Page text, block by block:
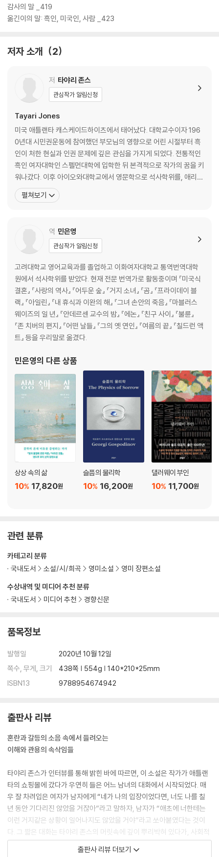
인 셀레스철, 그리고 후반부에는 두 사람의 친구이자 그들의 애정 관계에
새로운 당사자로 등장하는 안드레의 일인칭시점으로 번갈아가며 진행된
스럽고 극단적인 상황 속에서 분투한다. 그러나 갑작스럽게 찾아온 이러한
의 목소리는 진솔하면서도 사뭇 담담하다.
작가는 이 척박한 환경 속에서 젊은 부부의 사랑과 서로를 향한 마음이 어
떻게 변화하는지를 감정의 과잉이나 낭비 없이, 그러나 묵직한 공명을 일
뒤 셀레스철과 몇 년에 걸쳐 주고받는 60여 쪽 분량의 편지글은 이 소설의
백미라고 할 수 있다. 두 사람은 각자의 진심을 제대로 표현할 수 없어서,
때로는 진심을 숨겨야만 하기에 미묘한 단어와 행간 속을 맴돌며 술래잡기
하듯 서로의 마음을 탐색한다. 세필로 그린 듯 정교하게 표현된 인물들의
심리 덕분에, 독자는 말과 글을 통해 드러나는 것들뿐 아니라 침묵 속에 깃
든 뉘앙스와 분위기까지 고스란히 느낄 수 있다.
감사의 말 _419
옮긴이의 말: 흑인, 미국인, 사람 _423
저자 소개 2
저 타야리 존스
관심작가 알림신청
Tayari Jones
미국 애틀랜타 캐스케이드하이츠에서 태어났다. 대학교수이자 196
0년대 시민권운동에 참여했던 부모님의 영향으로 어린 시절부터 흑
인이 처한 현실과 인권 문제에 깊은 관심을 가지게 되었다. 전통적인
흑인 여자대학인 스펠먼대학에 입학한 뒤 본격적으로 작가의 꿈을 키
워나갔다. 이후 아이오와대학교에서 영문학으로 석사학위를, 애리조
나주립대학교에서 문예창작 석사학위를 받았다. 2002년 첫번째 장
편소설 『애틀랜타를 떠나며Leaving Atlanta』를 발표했다. 1979년
펼쳐보기
역 민은영
관심작가 알림신청
고려대학교 영어교육과를 졸업하고 이화여자대학교 통역번역대학
원에서 석사학위를 받았다. 현재 전문 번역가로 활동중이며 『미국식
결혼』 『사랑의 역사』 『어두운 숲』 『거지 소녀』 『곰』 『프라이데이 블
랙』 『아일린』 『내 휴식과 이완의 해』 『그녀 손안의 죽음』 『마블러스
웨이즈의 일 년』 『안데르센 교수의 밤』 『에논』 『친구 사이』 『불륜』
『존 치버의 편지』 『어떤 날들』 『그의 옛 연인』 『여름의 끝』 『칠드런 액
트』 등을 우리말로 옮겼다.
민은영의 다른 상품
상상 속의 삶
17,820원
10%
슬픔의 물리학
16,200원
10%
댈러웨이 부인
11,700원
10%
관련 분류
수상내역 및 미디어 추천 분류
국내도서
미디어 추천 경향신문
카테고리 분류
국내도서
소설/시/희곡 영미소설 영미 장편소설
품목정보
발행일
2020년 10월 12일
쪽수, 무게, 크기
438쪽 | 554g | 140*210*25mm
ISBN13
9788954674942
출판사 리뷰
혼란과 갈등의 소음 속에서 들려오는
이해와 관용의 속삭임들
타야리 존스가 인터뷰를 통해 밝힌 바에 따르면, 이 소설은 작가가 애틀랜
타의 쇼핑몰에 갔다가 우연히 들은 어느 남녀의 대화에서 시작되었다. 매
우 잘 차려입은 여자가 남자에게 “네가 나의 입장이었다면, 너도 나를 칠
년 동안 기다리진 않았을 거잖아”라고 말하자, 남자가 “애초에 너한테는
이런 거지같은 상황이 일어나지도 않았을 거야”라고 쏘아붙였다는 것이
다. 그 짧은 대화는 타야리 존스의 머릿속에 깊이 뿌리박혀 있다가, 사회적
병폐와 우연의 비극적인 결합으로 인해 각자의 지옥에 떨어져버린 젊은 부
출판사 리뷰 더보기